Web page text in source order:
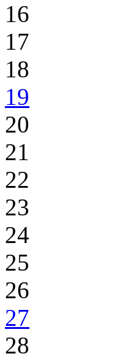
16
17
18
19
20
21
22
23
24
25
26
27
28